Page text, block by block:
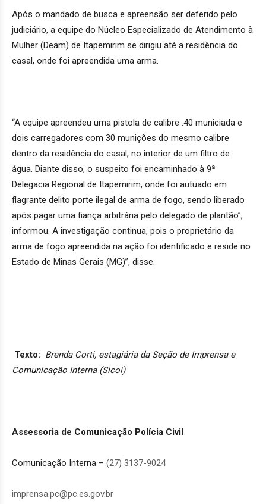
Após o mandado de busca e apreensão ser deferido pelo
judiciário, a equipe do Núcleo Especializado de Atendimento à
Mulher (Deam) de Itapemirim se dirigiu até a residência do
casal, onde foi apreendida uma arma.
“A equipe apreendeu uma pistola de calibre .40 municiada e
dois carregadores com 30 munições do mesmo calibre
dentro da residência do casal, no interior de um filtro de
água. Diante disso, o suspeito foi encaminhado à 9ª
Delegacia Regional de Itapemirim, onde foi autuado em
flagrante delito porte ilegal de arma de fogo, sendo liberado
após pagar uma fiança arbitrária pelo delegado de plantão”,
informou. A investigação continua, pois o proprietário da
arma de fogo apreendida na ação foi identificado e reside no
Estado de Minas Gerais (MG)”, disse.
Texto: Brenda Corti, estagiária da Seção de Imprensa e
Comunicação Interna (Sicoi)
Assessoria de Comunicação Polícia Civil
Comunicação Interna – (27) 3137-9024
imprensa.pc@pc.es.gov.br